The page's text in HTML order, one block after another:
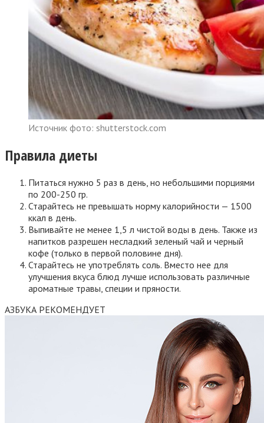
Источник фото: shutterstock.com
Правила диеты
Питаться нужно 5 раз в день, но небольшими порциями
по 200-250 гр.
Старайтесь не превышать норму калорийности — 1500
ккал в день.
Выпивайте не менее 1,5 л чистой воды в день. Также из
напитков разрешен несладкий зеленый чай и черный
кофе (только в первой половине дня).
Старайтесь не употреблять соль. Вместо нее для
улучшения вкуса блюд лучше использовать различные
ароматные травы, специи и пряности.
АЗБУКА РЕКОМЕНДУЕТ